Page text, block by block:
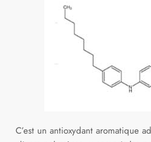
C’est un antioxydant aromatique